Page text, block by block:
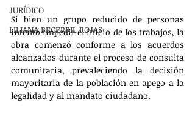
JURÍDICO
LILIANA BECERRIL ROJAS
Si bien un grupo reducido de personas
intentó impedir el inicio de los trabajos, la
obra comenzó conforme a los acuerdos
alcanzados durante el proceso de consulta
comunitaria, prevaleciendo la decisión
mayoritaria de la población en apego a la
legalidad y al mandato ciudadano.